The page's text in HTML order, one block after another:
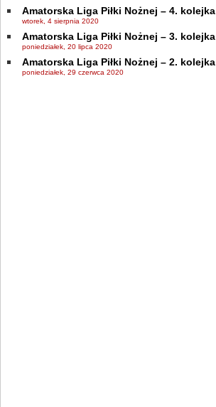
Amatorska Liga Piłki Nożnej – 4. kolejka
wtorek, 4 sierpnia 2020
Amatorska Liga Piłki Nożnej – 3. kolejka
poniedziałek, 20 lipca 2020
Amatorska Liga Piłki Nożnej – 2. kolejka
poniedziałek, 29 czerwca 2020